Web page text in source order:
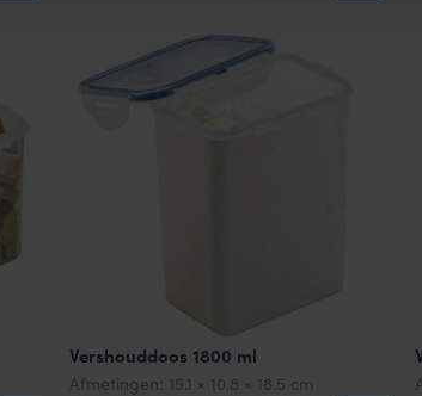
aantal
Vershouddoos 1800 ml
Afmetingen:
15.1 × 10.8 × 18.5 cm